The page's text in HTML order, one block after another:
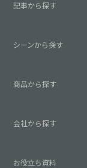
記事から探す
シーンから探す
商品から探す
会社から探す
お役立ち資料